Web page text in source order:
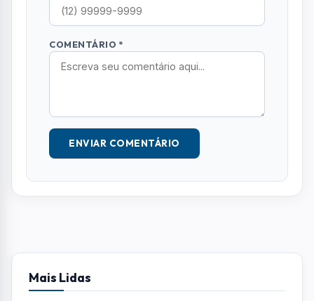
COMENTÁRIO *
ENVIAR COMENTÁRIO
Mais Lidas